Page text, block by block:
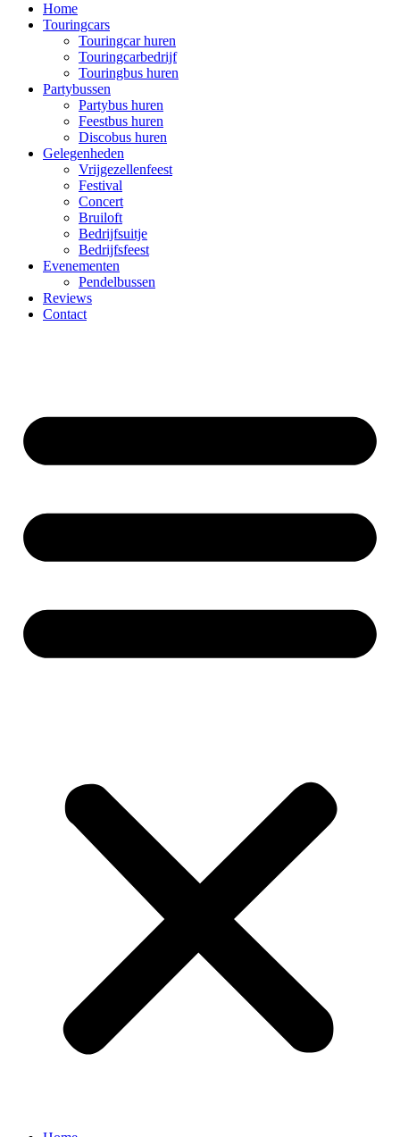
Home
Touringcars
Touringcar huren
Touringcarbedrijf
Touringbus huren
Partybussen
Partybus huren
Feestbus huren
Discobus huren
Gelegenheden
Vrijgezellenfeest
Festival
Concert
Bruiloft
Bedrijfsuitje
Bedrijfsfeest
Evenementen
Pendelbussen
Reviews
Contact